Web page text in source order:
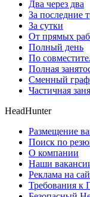
Два через два
За последние
За сутки
От прямых
Полный день
По
Полная
Сменный
Частичная
HeadHunter
Размещение
Поиск по
О компании
Наши
Реклама на
Требования к